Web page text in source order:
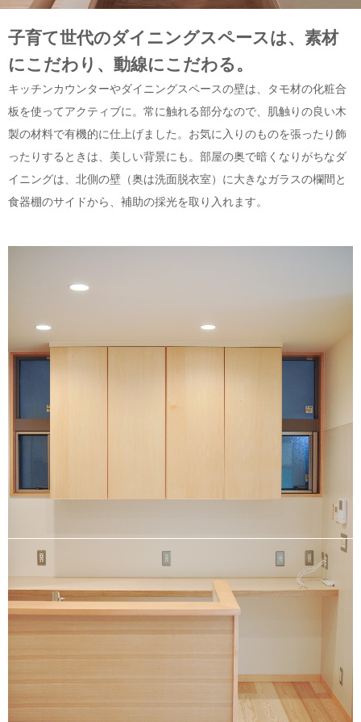
子育て世代のダイニングスペースは、素材
にこだわり、動線にこだわる。
キッチンカウンターやダイニングスペースの壁は、タモ材の化粧合
板を使ってアクティブに。常に触れる部分なので、肌触りの良い木
製の材料で有機的に仕上げました。お気に入りのものを張ったり飾
ったりするときは、美しい背景にも。部屋の奥で暗くなりがちなダ
イニングは、北側の壁（奥は洗面脱衣室）に大きなガラスの欄間と
食器棚のサイドから、補助の採光を取り入れます。